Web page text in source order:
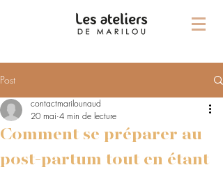
Post
Comment se préparer au
post-partum tout en étant
contactmarilounaud
20 mai 4 min de lecture